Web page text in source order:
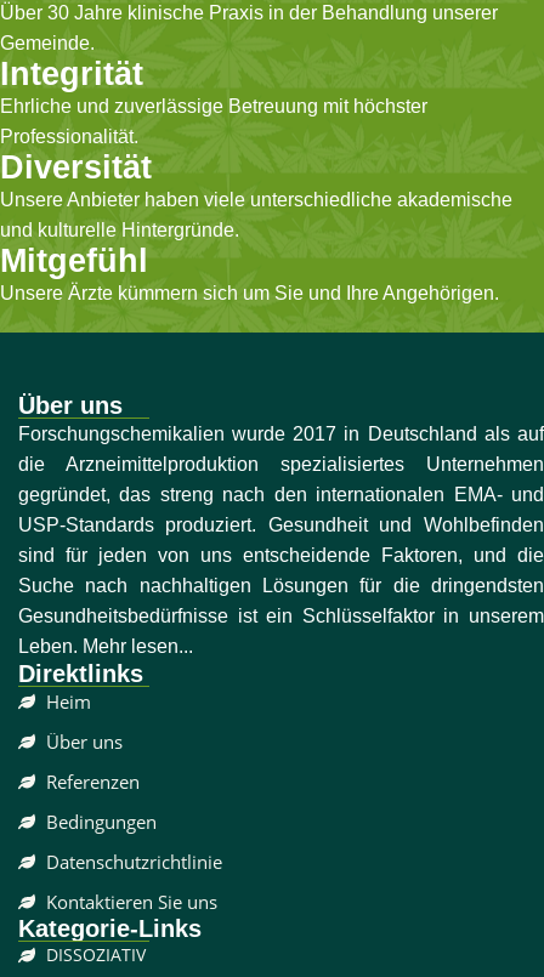
Über 30 Jahre klinische Praxis in der Behandlung unserer
Gemeinde.
Integrität
Ehrliche und zuverlässige Betreuung mit höchster
Professionalität.
Diversität
Unsere Anbieter haben viele unterschiedliche akademische
und kulturelle Hintergründe.
Mitgefühl
Unsere Ärzte kümmern sich um Sie und Ihre Angehörigen.
Über uns
Forschungschemikalien wurde 2017 in Deutschland als auf
die Arzneimittelproduktion spezialisiertes Unternehmen
gegründet, das streng nach den internationalen EMA- und
USP-Standards produziert. Gesundheit und Wohlbefinden
sind für jeden von uns entscheidende Faktoren, und die
Suche nach nachhaltigen Lösungen für die dringendsten
Gesundheitsbedürfnisse ist ein Schlüsselfaktor in unserem
Leben. Mehr lesen...
Direktlinks
Heim
Über uns
Referenzen
Bedingungen
Datenschutzrichtlinie
Kontaktieren Sie uns
Kategorie-Links
DISSOZIATIV